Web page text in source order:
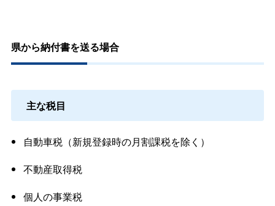
県から納付書を送る場合
主な税目
自動車税（新規登録時の月割課税を除く）
不動産取得税
個人の事業税